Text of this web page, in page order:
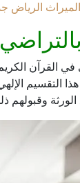
الرياض
في القرآن
هذا التقسيم
وقبولهم